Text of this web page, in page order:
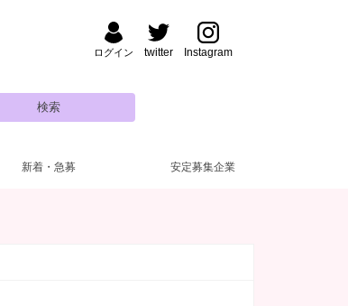
Instagram
twitter
ログイン
新着・急募 安定募集企業